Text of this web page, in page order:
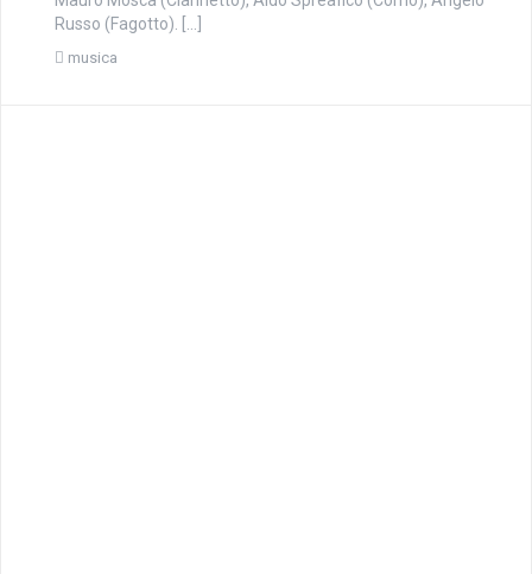
Russo (Fagotto). […]
musica